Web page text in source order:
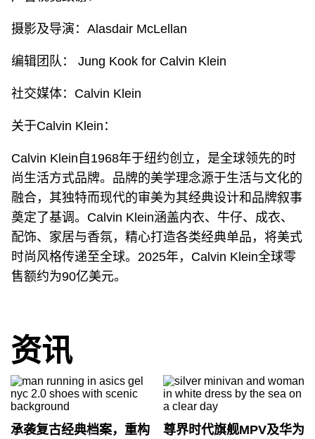
摄影及导演：Alasdair McLellan
编辑团队： Jung Kook for Calvin Klein
社交媒体：Calvin Klein
关于Calvin Klein：
Calvin Klein自1968年于纽约创立，是全球领先的时
尚生活方式品牌。品牌的美学理念源于生活与文化的
融合，其独特而现代的审美为其经典设计和品牌叙事
奠定了基调。Calvin Klein涵盖内衣、牛仔、成衣、
配饰、家居与香氛，精心打造各类经典单品，将美式
时尚风格传递至全球。2025年，Calvin Klein全球零
售额约为90亿美元。
资讯
承袭复古经典档案，重构
尊界时代旗舰MPV及华为